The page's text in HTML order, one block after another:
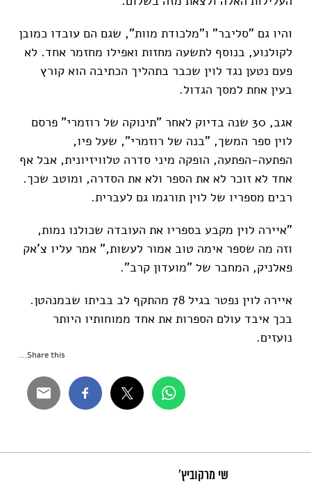
והיו גם "סליבר" ו"מלכודת מוות", שגם הם עובדו כמובן
לקולנוע, בנוסף לתשעה מחזות ואפילו מחזמר אחד. לא
פעם נטען נגד לוין שכבר בתהליך הכתיבה הוא קורץ
בעין אחת למסך הגדול.
אגב, 30 שנה בדיוק לאחר "תינוקה של רוזמרי" פרסם
לוין ספר המשך, "בנה של רוזמרי", שעל פיו,
הפתעה-הפתעה, הופקה מיני סדרה טלוויזיונית, אבל אף
אחד לא זוכר לא את הספר ולא את הסדרה, ומוטב שכך.
רבים מספריו של לוין תורגמו גם לעברית.
"איירה לוין מקבע בספריו את העובדה שכולנו נמות,
וזה מה שספר אימה טוב אמור לעשות," אמר עליו צ'אק
פאלניק, המחבר של "מועדון קרב".
איירה לוין נפטר בגיל 78 מהתקף לב בביתו שבמנהטן.
בכך איבד עולם הספרות את אחד ממוחותיו היותר
נועזים.
Share this...
שי מרקוביץ'